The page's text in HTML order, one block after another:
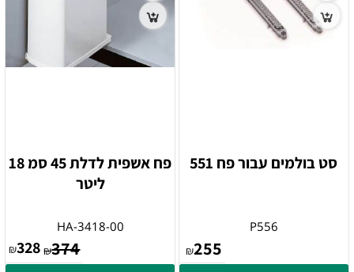
סט בולמים עבור פח 551
P556
₪255
פח אשפית לדלת 45 סמ 18
ליטר
HA-3418-00
₪374
₪328